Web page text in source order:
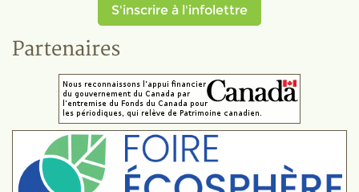
S'inscrire à l'infolettre
Partenaires